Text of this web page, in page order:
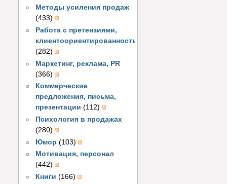
Методы усиления продаж
(433)
Работа с претензиями,
клиентоориентированность
(282)
Маркетинг, реклама, PR
(366)
Коммерческие
предложения, письма,
презентации (112)
Психология в продажах
(280)
Юмор (103)
Мотивация, персонал
(442)
Книги (166)